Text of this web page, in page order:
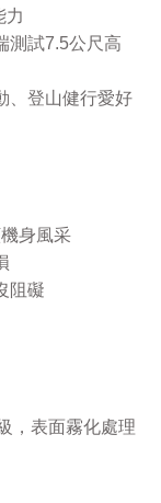
力
測試7.5公尺高
、登山健行愛好
身風采
阻礙
，表面霧化處理